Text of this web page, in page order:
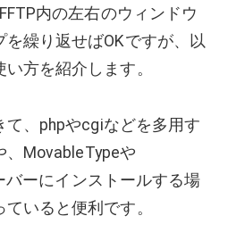
内の左右のウィンドウ
繰り返せばOKですが、以
方を紹介します。
、phpやcgiなどを多用す
、MovableTypeや
ーにインストールする場
いると便利です。